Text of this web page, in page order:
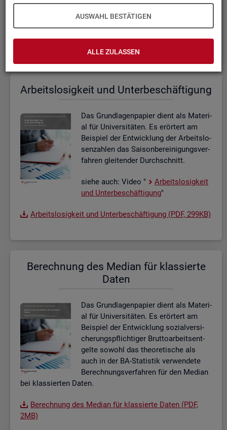
AUSWAHL BESTÄTIGEN
ALLE ZULASSEN
beits­markt­re­gio­nen.
Ab­gren­zung von Re­gio­nen in der Ar­beits­markt­sta­tis­
tik (PDF, 2MB)
Ar­beits­lo­sig­keit und Un­ter­be­schäf­ti­gung
Das Grund­la­gen­pa­pier dient als Ma­te­ri­
al für Uni­ver­si­tä­ten. Es er­ör­tert am
Bei­spiel der Ent­wick­lung der Ar­beits­lo­
sen­zah­len das Sai­son­be­rei­ni­gungs­ver­
fah­ren glei­ten­der Durch­schnitt.
siehe auch: Video "
Ar­beits­lo­sig­keit
und Un­ter­be­schäf­ti­gung"
Ar­beits­lo­sig­keit und Un­ter­be­schäf­ti­gung (PDF, 299KB)
Be­rech­nung des Me­di­an für klas­sier­te
Daten
Das Grund­la­gen­pa­pier dient als Ma­te­ri­
al für Uni­ver­si­tä­ten. Es er­ör­tert am
Bei­spiel der Ent­wick­lung so­zi­al­ver­si­
che­rungs­pflich­ti­ger Brut­to­ar­beits­ent­
gel­te so­wohl das theo­re­ti­sche als
auch in der BA-Sta­tis­tik ver­wen­de­te
Be­rech­nungs­ver­fah­ren für den Me­di­an
bei klas­sier­ten Daten.
Be­rech­nung des Me­di­an für klas­sier­te Daten (PDF,
2MB)